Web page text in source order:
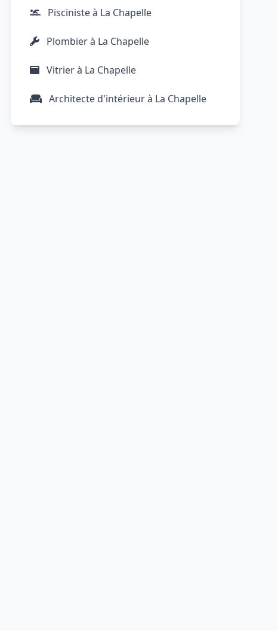
Pisciniste à La Chapelle
Plombier à La Chapelle
Vitrier à La Chapelle
Architecte d'intérieur à La Chapelle